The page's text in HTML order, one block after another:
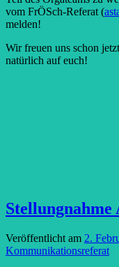
vom FrÖSch-Referat (
melden!
Wir freuen uns schon
natürlich auf euch!
Veröffentlicht am 2.
Kommunikationsreferat